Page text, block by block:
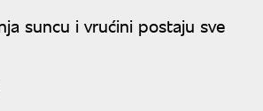
suncu i vrućini postaju sve